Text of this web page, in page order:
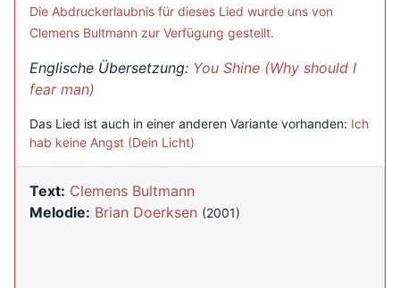
Die Abdruckerlaubnis für dieses Lied wurde uns von
Clemens Bultmann zur Verfügung gestellt.
Englische Übersetzung: You Shine (Why should I
fear man)
Das Lied ist auch in einer anderen Variante vorhanden: Ich
hab keine Angst (Dein Licht)
Text: Clemens Bultmann
Melodie: Brian Doerksen (2001)